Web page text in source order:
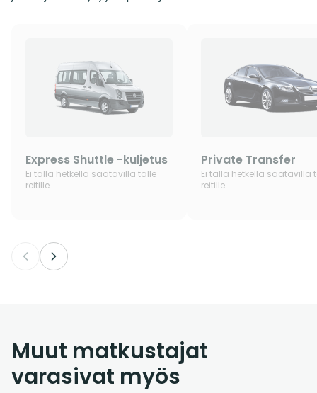
Express Shuttle -kuljetus
Ei tällä hetkellä saatavilla tälle
reitille
Private Transfer
Ei tällä hetkellä saatavilla
reitille
Muut matkustajat
varasivat myös